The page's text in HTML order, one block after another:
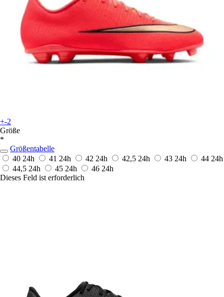
+-2
Größe
*
Größentabelle
40 24h 41 24h 42 24h 42,5 24h 43 24h 44 24h
44,5 24h 45 24h 46 24h
Dieses Feld ist erforderlich